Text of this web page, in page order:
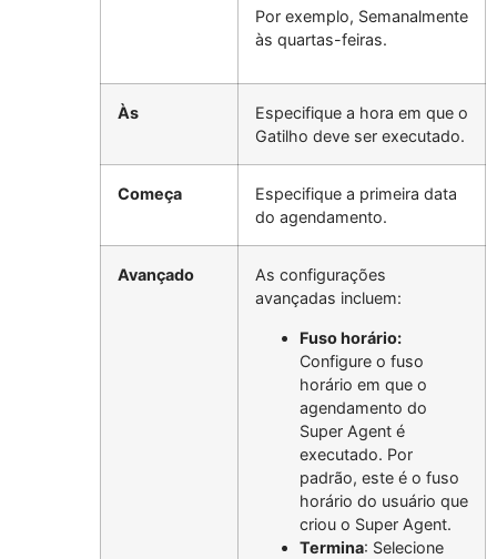
Por exemplo, Semanalmente
às quartas-feiras.
Às
Especifique a hora em que o
Gatilho deve ser executado.
Começa
Especifique a primeira data
do agendamento.
Avançado
As configurações
avançadas incluem:
Fuso horário:
Configure o fuso
horário em que o
agendamento do
Super Agent é
executado. Por
padrão, este é o fuso
horário do usuário que
criou o Super Agent.
Termina: Selecione